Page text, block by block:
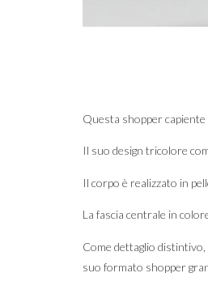
Questa shopper capiente
Il suo design tricolore
Il corpo è realizzato in
La fascia centrale in
Come dettaglio
suo formato shopper